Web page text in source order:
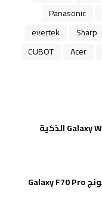
Panasonic
Sharp
evertek
Acer
CUBOT
مواصفات هاتف سامسونج Galaxy F70 Pro